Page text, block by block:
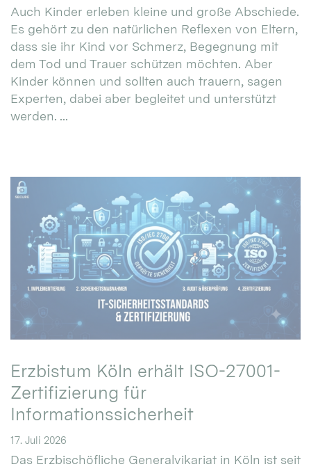
Auch Kinder erleben kleine und große Abschiede.
Es gehört zu den natürlichen Reflexen von Eltern,
dass sie ihr Kind vor Schmerz, Begegnung mit
dem Tod und Trauer schützen möchten. Aber
Kinder können und sollten auch trauern, sagen
Experten, dabei aber begleitet und unterstützt
werden. ...
Erzbistum Köln erhält ISO-27001-
Zertifizierung für
Informationssicherheit
17. Juli 2026
Das Erzbischöfliche Generalvikariat in Köln ist seit